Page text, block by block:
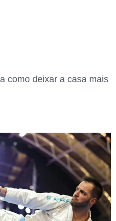
como deixar a casa mais